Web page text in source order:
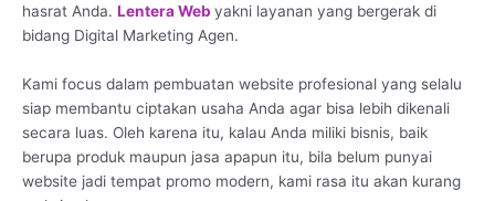
hasrat Anda. Lentera Web yakni layanan yang bergerak di
bidang Digital Marketing Agen.
Kami focus dalam pembuatan website profesional yang selalu
siap membantu ciptakan usaha Anda agar bisa lebih dikenali
secara luas. Oleh karena itu, kalau Anda miliki bisnis, baik
berupa produk maupun jasa apapun itu, bila belum punyai
website jadi tempat promo modern, kami rasa itu akan kurang